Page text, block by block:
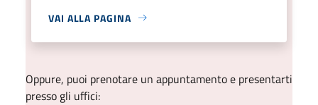
VAI ALLA PAGINA
Oppure, puoi prenotare un appuntamento e presentarti
presso gli uffici: